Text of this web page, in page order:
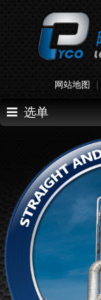
网站地图
选单
关于我们
产品介绍
产品应用
生产流程
最新消息